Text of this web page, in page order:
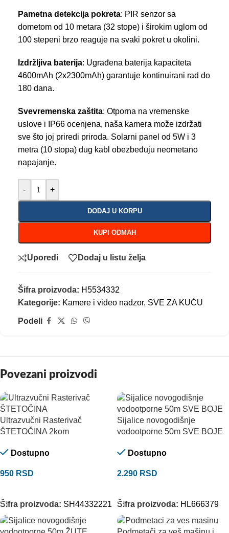
Pametna detekcija pokreta: PIR senzor sa
dometom od 10 metara (32 stope) i širokim uglom od
100 stepeni brzo reaguje na svaki pokret u okolini.
Izdržljiva baterija: Ugrađena baterija kapaciteta
4600mAh (2x2300mAh) garantuje kontinuirani rad do
180 dana.
Svevremenska zaštita: Otporna na vremenske
uslove i IP66 ocenjena, naša kamera može izdržati
sve što joj priredi priroda. Solarni panel od 5W i 3
metra (10 stopa) dug kabl obezbeđuju neometano
napajanje.
- +
DODAJ U KORPU
KUPI ODMAH
Uporedi Dodaj u listu želja
Šifra proizvoda: H5534332
Kategorije: Kamere i video nadzor, SVE ZA KUĆU
Podeli
Povezani proizvodi
Ultrazvučni Rasterivač
ŠTETOČINA 2kom
Dostupno
950 RSD
Šifra proizvoda: SH44332221
Sijalice novogodišnje
vodootporne 50m SVE BOJE
Dostupno
2.290 RSD
Šifra proizvoda: HL666379